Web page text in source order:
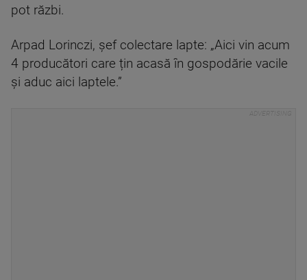
pot răzbi.
Arpad Lorinczi, șef colectare lapte: „Aici vin acum
4 producători care țin acasă în gospodărie vacile
și aduc aici laptele.”